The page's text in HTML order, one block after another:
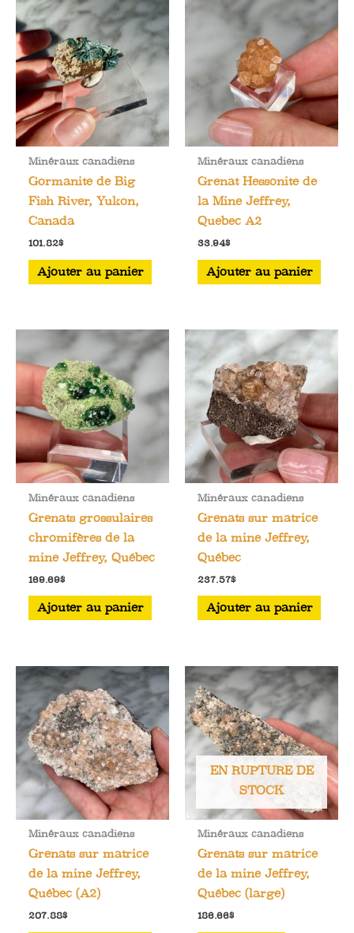
Minéraux canadiens
Gormanite de Big
Fish River, Yukon,
Canada
101.82$
Ajouter au panier
Minéraux canadiens
Grenat Hessonite de
la Mine Jeffrey,
Quebec A2
33.94$
Ajouter au panier
Minéraux canadiens
Grenats grossulaires
chromifères de la
mine Jeffrey, Québec
169.69$
Ajouter au panier
Minéraux canadiens
Grenats sur matrice
de la mine Jeffrey,
Québec
237.57$
Ajouter au panier
Minéraux canadiens
Grenats sur matrice
de la mine Jeffrey,
Québec (A2)
207.88$
EN RUPTURE DE
STOCK
Minéraux canadiens
Grenats sur matrice
de la mine Jeffrey,
Québec (large)
186.66$